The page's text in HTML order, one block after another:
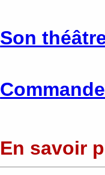
Son
En savoir